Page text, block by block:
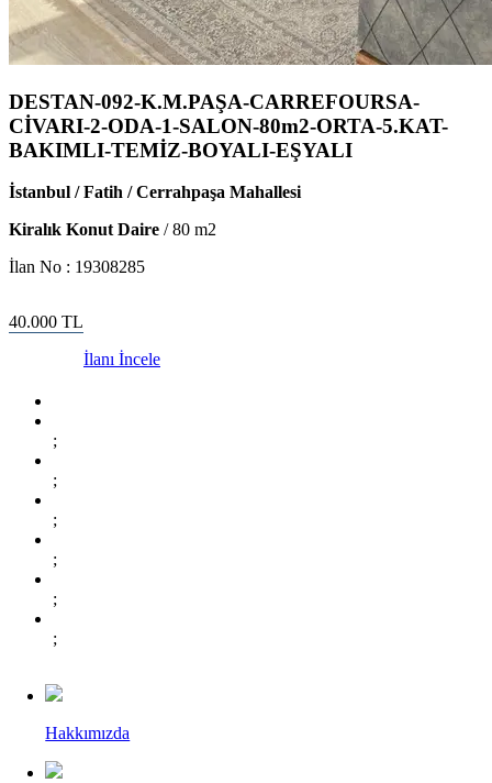
DESTAN-092-K.M.PAŞA-CARREFOURSA-
CİVARI-2-ODA-1-SALON-80m2-ORTA-5.KAT-
BAKIMLI-TEMİZ-BOYALI-EŞYALI
İstanbul / Fatih / Cerrahpaşa Mahallesi
Kiralık Konut Daire /80 m2
İlan No : 19308285
40.000 TL
İlanı İncele
;
;
;
;
;
;
Hakkımızda